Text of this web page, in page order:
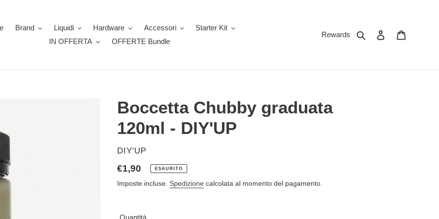
Brand Liquidi Hardware Accessori
Starter Kit
IN OFFERTA
OFFERTE Bundle
Rewards Cerca Accedi
Boccetta Chubby graduata
120ml - DIY'UP
VENDITORE
DIY'UP
Prezzo
di
€1,90 ESAURITO
Imposte incluse. Spedizione calcolata al momento del pagamento.